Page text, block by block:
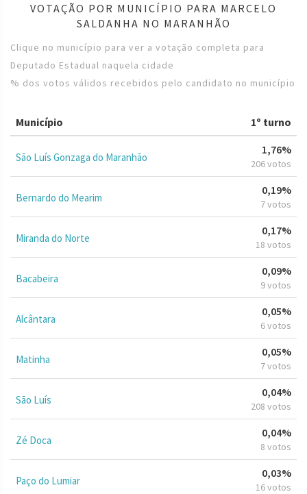
VOTAÇÃO POR MUNICÍPIO PARA MARCELO
SALDANHA NO MARANHÃO
Clique no município para ver a votação completa para
Deputado Estadual naquela cidade
% dos votos válidos recebidos pelo candidato no município
Município 1º turno
São Luís Gonzaga do Maranhão
1,76%
206 votos
Bernardo do Mearim
0,19%
7 votos
Miranda do Norte
0,17%
18 votos
Bacabeira
0,09%
9 votos
Alcântara
0,05%
6 votos
Matinha
0,05%
7 votos
São Luís
0,04%
208 votos
Zé Doca
0,04%
8 votos
Paço do Lumiar
0,03%
16 votos